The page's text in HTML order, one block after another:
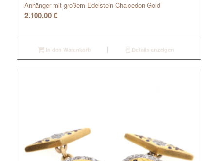
Anhänger mit großem Edelstein Chalcedon Gold
2.100,00€
In den Warenkorb Details anzeigen